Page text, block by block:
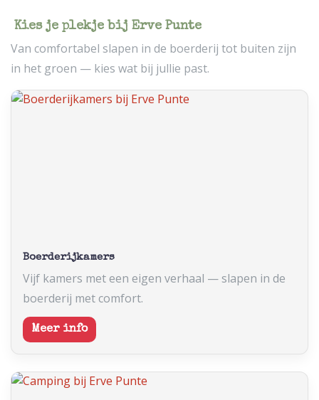
Kies je plekje bij Erve Punte
Van comfortabel slapen in de boerderij tot buiten zijn
in het groen — kies wat bij jullie past.
Boerderijkamers
Vijf kamers met een eigen verhaal — slapen in de
boerderij met comfort.
Meer info